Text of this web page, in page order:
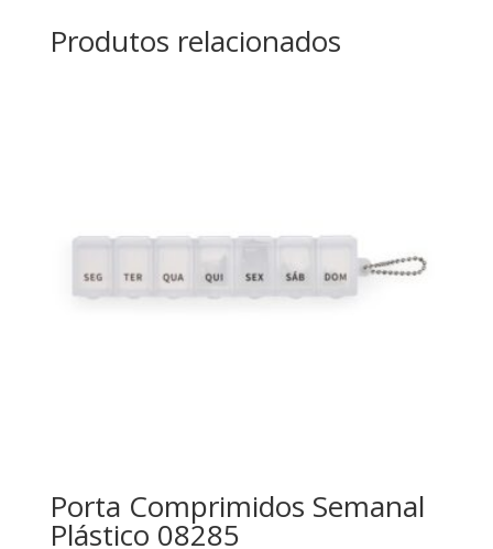
Produtos relacionados
Porta Comprimidos Semanal
Plástico 08285